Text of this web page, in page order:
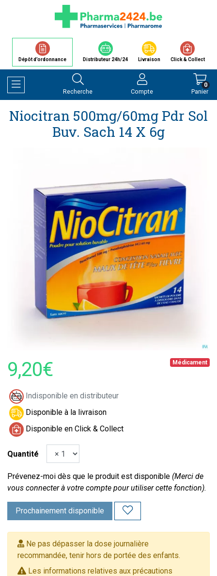
Dépôt d’ordonnance Distributeur 24h/24 Livraison Click & Collect
Afficher la navigation
Recherche Compte Panier
0
Niocitran 500mg/60mg Pdr Sol
Buv. Sach 14 X 6g
Médicament
9,20€
Indisponible en distributeur
Disponible à la livraison
Disponible en Click & Collect
Quantité
Prévenez-moi dès que le produit est disponible (Merci de
vous connecter à votre compte pour utiliser cette fonction).
Prochainement disponible
Ne pas dépasser la dose journalière
recommandée, tenir hors de portée des enfants.
Les informations relatives aux précautions